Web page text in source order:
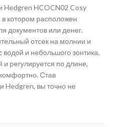
Hedgren HCOCN02 Cosy
в котором расположен
документов или денег.
отсек на молнии и
и небольшого зонтика.
регулируется по длине,
Став
Hedgren, вы точно не